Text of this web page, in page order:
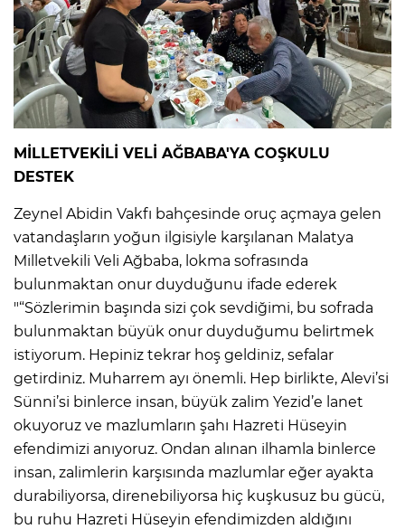
MİLLETVEKİLİ VELİ AĞBABA'YA COŞKULU
DESTEK
Zeynel Abidin Vakfı bahçesinde oruç açmaya gelen
vatandaşların yoğun ilgisiyle karşılanan Malatya
Milletvekili Veli Ağbaba, lokma sofrasında
bulunmaktan onur duyduğunu ifade ederek
"“Sözlerimin başında sizi çok sevdiğimi, bu sofrada
bulunmaktan büyük onur duyduğumu belirtmek
istiyorum. Hepiniz tekrar hoş geldiniz, sefalar
getirdiniz. Muharrem ayı önemli. Hep birlikte, Alevi’si
Sünni’si binlerce insan, büyük zalim Yezid’e lanet
okuyoruz ve mazlumların şahı Hazreti Hüseyin
efendimizi anıyoruz. Ondan alınan ilhamla binlerce
insan, zalimlerin karşısında mazlumlar eğer ayakta
durabiliyorsa, direnebiliyorsa hiç kuşkusuz bu gücü,
bu ruhu Hazreti Hüseyin efendimizden aldığını